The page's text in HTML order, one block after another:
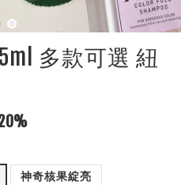
多款可選 紐
神奇核果綻亮